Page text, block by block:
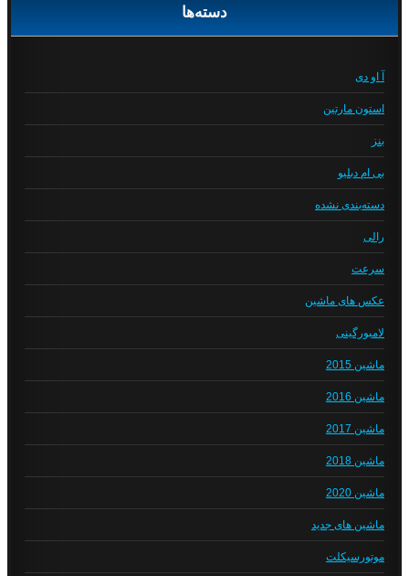
دسته‌ها
آ او دی
استون مارتین
بنز
بی ام دبلیو
دسته‌بندی نشده
رالی
سرعت
عکس های ماشین
لامبورگینی
ماشین 2015
ماشین 2016
ماشین 2017
ماشین 2018
ماشین 2020
ماشین های جدید
موتورسیکلت